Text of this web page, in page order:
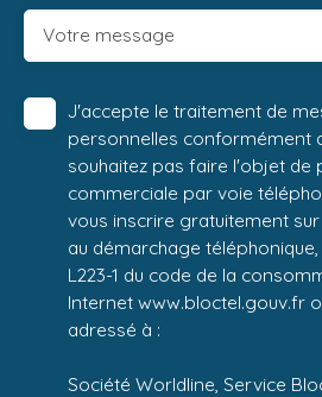
Votre message
J'accepte le traitement de
personnelles conformément
souhaitez pas faire l'objet de
commerciale par voie
vous inscrire gratuitement
au démarchage
L223-1 du code de la
Internet www.bloctel.gouv.fr
adressé à :
Société Worldline, Service